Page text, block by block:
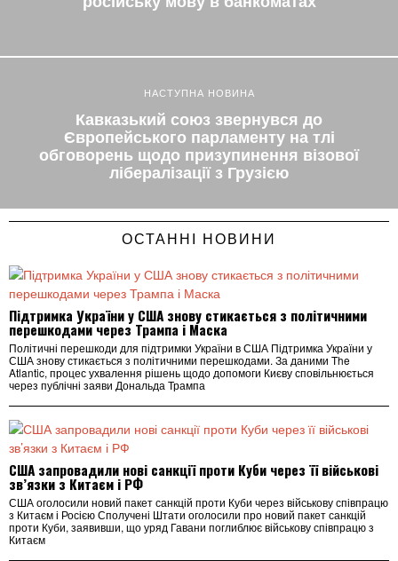
НАСТУПНА НОВИНА
Кавказький союз звернувся до
Європейського парламенту на тлі
обговорень щодо призупинення візової
лібералізації з Грузією
ОСТАННІ НОВИНИ
Підтримка України у США знову стикається з політичними
перешкодами через Трампа і Маска
Політичні перешкоди для підтримки України в США Підтримка України у
США знову стикається з політичними перешкодами. За даними The
Atlantic, процес ухвалення рішень щодо допомоги Києву сповільнюється
через публічні заяви Дональда Трампа
США запровадили нові санкції проти Куби через її військові
зв’язки з Китаєм і РФ
США оголосили новий пакет санкцій проти Куби через військову співпрацю
з Китаєм і Росією Сполучені Штати оголосили про новий пакет санкцій
проти Куби, заявивши, що уряд Гавани поглиблює військову співпрацю з
Китаєм